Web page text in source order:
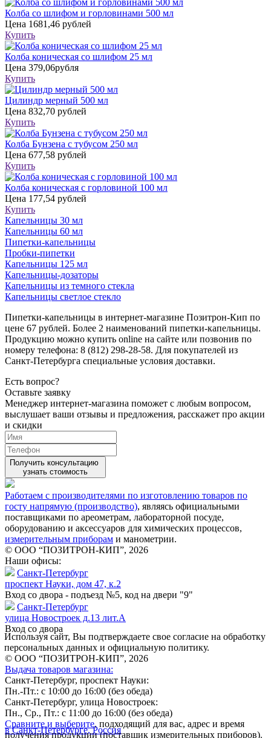
Колба со шлифом и горловинами 500 мл
Цена 1681,46 рублей
Купить
Колба коническая со шлифом 25 мл
Цена 379,06рубля
Купить
Цилиндр мерный 500 мл
Цена 832,70 рублей
Купить
Колба Бунзена с тубусом 250 мл
Цена 677,58 рублей
Купить
Колба коническая с горловиной 100 мл
Цена 177,54 рублей
Купить
Капельницы 30 мл
Капельницы 60 мл
Пипетки-капельницы
Пробки-пипетки
Капельницы 125 мл
Капельницы-дозаторы
Капельницы из темного стекла
Капельницы светлое стекло
Пипетки-капельницы в интернет-магазине Позитрон-Кип по
цене 67 рублей. Более 2 наименований пипетки-капельницы.
Продукцию можно купить online на сайте или позвонив по
номеру телефона: 8 (812) 298-28-58. Для покупателей из
Санкт-Петербурга специальные условия доставки.
Есть вопрос?
Оставьте заявку
Менеджер интернет-магазина поможет с любым вопросом,
выслушает ваши отзывы и предложения, расскажет про акции
и скидки
Получить консультацию
узнать стоимость
Работаем с производителями по изготовлению товаров по
госту напрямую (производство), являясь официальными
поставщиками по ареометрам, лабораторной посуде,
оборудованию и аксессуаров для химических процессов,
измерительным приборам и манометрии.
© ООО “ПОЗИТРОН-КИП”, 2026
Наши офисы:
Санкт-Петербург
проспект Науки, дом 47, к.2
Вход со двора - подъезд №5, код на двери "9"
Санкт-Петербург
улица Новостроек д.13 лит.А
Вход со двора
Используя сайт, Вы подтверждаете свое согласие на обработку
персональных данных и официальную политику.
© ООО “ПОЗИТРОН-КИП”, 2026
Выдача товаров магазина:
Санкт-Петербург, проспект Науки:
Пн.-Пт.: с 10:00 до 16:00 (без обеда)
Санкт-Петербург, улица Новостроек:
Пн., Ср., Пт.: с 11:00 до 16:00 (без обеда)
Сравните и выберите, подходящий для вас, адрес и время
получения продукции (поставщик измерительных приборов).
в Санкт-Петербурге, Россия